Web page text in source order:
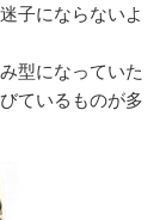
子にならないよ
型になっていた
ているものが多